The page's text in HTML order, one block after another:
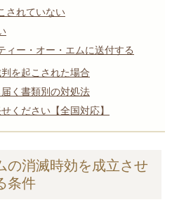
されていない
ィー・オー・エムに送付する
を起こされた場合
く書類別の対処法
ください【全国対応】
の消滅時効を成立させ
条件